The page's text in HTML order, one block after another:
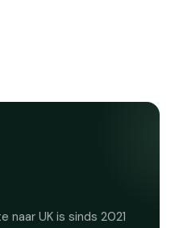
UK is sinds 2021